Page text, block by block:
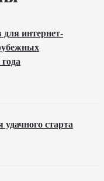
интернет-
старта